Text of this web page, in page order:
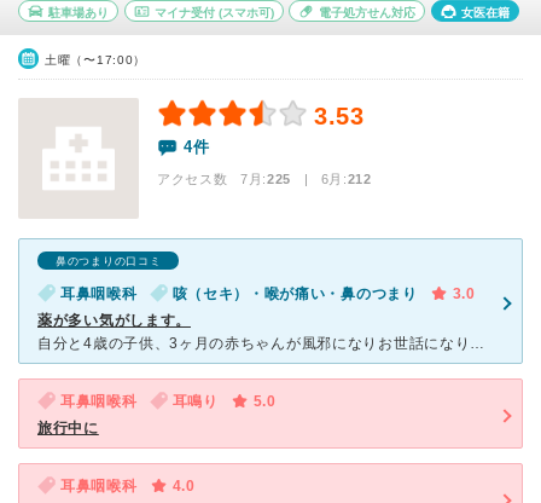
駐車場あり マイナ受付(スマホ可) 電子処方せん対応 女医在籍
土曜（〜17:00）
3.53
4件
アクセス数 7月:225 | 6月:212
鼻のつまりの口コミ
耳鼻咽喉科 咳（セキ）・喉が痛い・鼻のつまり
3.0
薬が多い気がします。
自分と4歳の子供、3ヶ月の赤ちゃんが風邪になりお世話になりました。 先生は優しい女性の方で、子供も怖がらずに診察していただきました。鼻、喉の吸入は診察の椅子の真後ろにある為、自分が吸入している間他の
耳鼻咽喉科 耳鳴り
5.0
旅行中に
耳鼻咽喉科
4.0